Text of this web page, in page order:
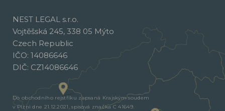
NEST LEGAL s.r.o.
Vojtěšská 245, 338 05 Mýto
Czech Republic
IČO: 14086646
DIČ: CZ14086646
Do obchodního rejstříku zapsaná Krajským soudem
v Plzni dne 21.12.2021, spisová značka C 41649.